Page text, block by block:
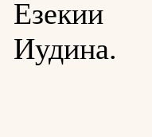
Иудина.